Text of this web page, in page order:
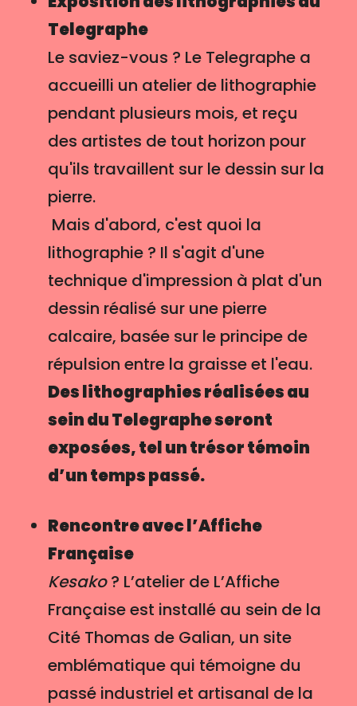
Telegraphe
Le saviez-vous ? Le Telegraphe a
accueilli un atelier de lithographie
pendant plusieurs mois, et reçu
des artistes de tout horizon pour
qu'ils travaillent sur le dessin sur la
pierre.
Mais d'abord, c'est quoi la
lithographie ? Il s'agit d'une
technique d'impression à plat d'un
dessin réalisé sur une pierre
calcaire, basée sur le principe de
répulsion entre la graisse et l'eau.
Des lithographies réalisées au
sein du Telegraphe seront
exposées, tel un trésor témoin
d’un temps passé.
Rencontre avec l’Affiche
Française
Kesako? L’atelier de L’Affiche
Française est installé au sein de la
Cité Thomas de Galian, un site
emblématique qui témoigne du
passé industriel et artisanal de la